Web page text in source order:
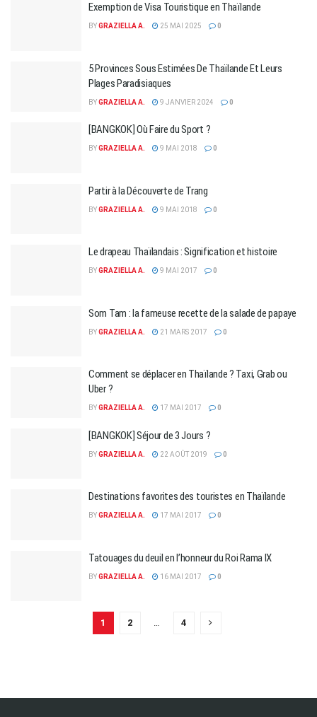
Exemption de Visa Touristique en Thaïlande
BYGRAZIELLA A. 25 MAI 2025 0
5 Provinces Sous Estimées De Thaïlande Et Leurs
Plages Paradisiaques
BYGRAZIELLA A. 9 JANVIER 2024 0
[BANGKOK] Où Faire du Sport ?
BYGRAZIELLA A. 9 MAI 2018 0
Partir à la Découverte de Trang
BYGRAZIELLA A. 9 MAI 2018 0
Le drapeau Thaïlandais : Signification et histoire
BYGRAZIELLA A. 9 MAI 2017 0
Som Tam : la fameuse recette de la salade de papaye
BYGRAZIELLA A. 21 MARS 2017 0
Comment se déplacer en Thaïlande ? Taxi, Grab ou
Uber ?
BYGRAZIELLA A. 17 MAI 2017 0
[BANGKOK] Séjour de 3 Jours ?
BYGRAZIELLA A. 22 AOÛT 2019 0
Destinations favorites des touristes en Thaïlande
BYGRAZIELLA A. 17 MAI 2017 0
Tatouages du deuil en l’honneur du Roi Rama IX
BYGRAZIELLA A. 16 MAI 2017 0
1 2 … 4